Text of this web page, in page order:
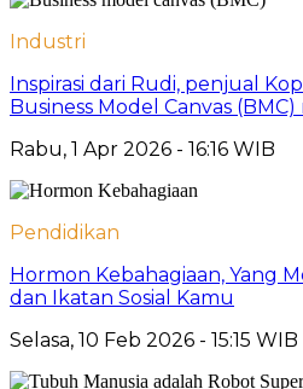
Industri
Inspirasi dari Rudi, penjual
Business Model Canvas (BMC)
Rabu, 1 Apr 2026 - 16:16 WIB
Pendidikan
Hormon Kebahagiaan, Yang
dan Ikatan Sosial Kamu
Selasa, 10 Feb 2026 - 15:15 WIB